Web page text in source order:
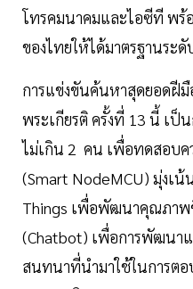
โทรคมนาคมและไอซีที พร้
ของไทยให้ได้มาตรฐานระดั
การแข่งขันค้นหาสุดยอดฝี
พระเกียรติ ครั้งที่ 13 นี้ เป็
ไม่เกิน 2 คน เพื่อทดสอบค
(Smart NodeMCU) มุ่งเ
Things เพื่อพัฒนาคุณภาพ
(Chatbot) เพื่อการพัฒนา
สนทนาที่นำมาใช้ในการต